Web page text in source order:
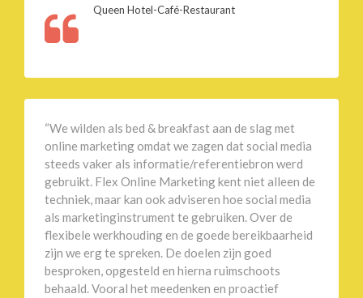
Queen Hotel-Café-Restaurant
“We wilden als bed & breakfast aan de slag met
online marketing omdat we zagen dat social media
steeds vaker als informatie/referentiebron werd
gebruikt. Flex Online Marketing kent niet alleen de
techniek, maar kan ook adviseren hoe social media
als marketinginstrument te gebruiken. Over de
flexibele werkhouding en de goede bereikbaarheid
zijn we erg te spreken. De doelen zijn goed
besproken, opgesteld en hierna ruimschoots
behaald. Vooral het meedenken en proactief